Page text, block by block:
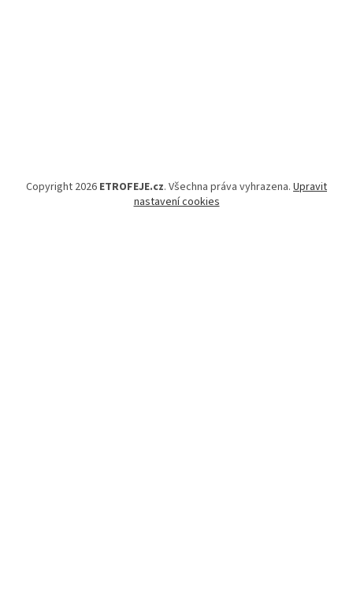
Copyright 2026 ETROFEJE.cz. Všechna práva vyhrazena. Upravit
nastavení cookies